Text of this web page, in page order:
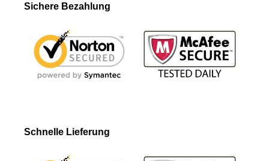
Sichere Bezahlung
Schnelle Lieferung